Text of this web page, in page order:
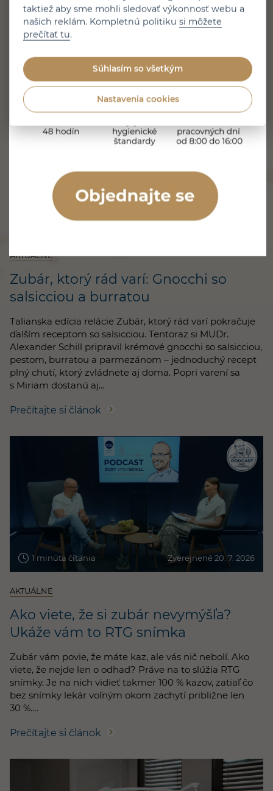
však platí, že voda sama nedokáže spoľahlivo odstrániť
všetok povlak prichytený na povrchu zubov. Čo je ústna
sprcha a ako funguje? Ústna sprcha, nazývaná aj orálny
Prečítajte si článok
1 minúta čítania Zverejnené 27. 7. 2026
AKTUÁLNE
Zubár, ktorý rád varí: Gnocchi so
salsicciou a burratou
Talianska edícia relácie Zubár, ktorý rád varí pokračuje
ďalším receptom so salsicciou. Tentoraz si MUDr.
Alexander Schill pripravil krémové gnocchi so salsicciou,
pestom, burratou a parmezánom – jednoduchý recept
plný chutí, ktorý zvládnete aj doma. Popri varení sa
s Miriam dostanú aj…
Prečítajte si článok
1 minúta čítania Zverejnené 20. 7. 2026
AKTUÁLNE
Ako viete, že si zubár nevymýšľa?
Ukáže vám to RTG snímka
Zubár vám povie, že máte kaz, ale vás nič nebolí. Ako
viete, že nejde len o odhad? Práve na to slúžia RTG
snímky. Je na nich vidieť takmer 100 % kazov, zatiaľ čo
bez snímky lekár voľným okom zachytí približne len
30 %.…
Prečítajte si článok
taktiež aby sme mohli sledovať výkonnosť webu a
našich reklám. Kompletnú politikusi môžete
prečítať tu.
Súhlasím so všetkým
Nastavenia cookies